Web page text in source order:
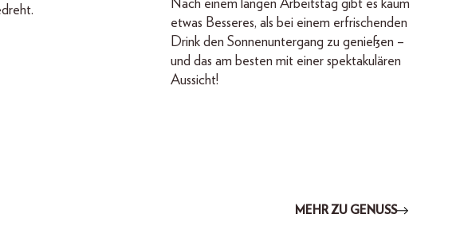
Nach einem langen Arbeitstag gibt es kaum
etwas Besseres, als bei einem erfrischenden
Drink den Sonnenuntergang zu genießen –
und das am besten mit einer spektakulären
Aussicht!
MEHR ZU GENUSS